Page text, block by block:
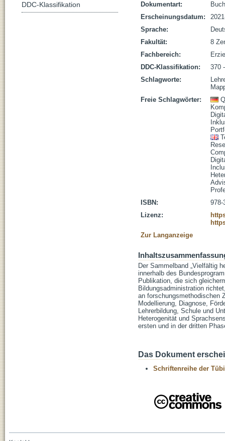
Dokumentart:
Buch
Erscheinungsdatum:
Sprache:
Fakultät:
8
Fachbereich:
DDC-Klassifikation:
370
Schlagworte:
Freie Schlagwörter:
ISBN:
978-
Lizenz:
Zur Langanzeige
Der Sammelband „Vielfältig
innerhalb des
Publikation, die sich
Bildungsadministration
an forschungsmethodischen
Modellierung, Diagnose,
Lehrerbildung, Schule und
Heterogenität und
ersten und in der dritten
Das Dokument
Schriftenreihe der
DDC-Klassifikation